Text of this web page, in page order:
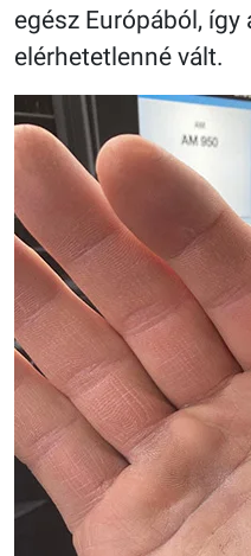
egész Európából, így
elérhetetlenné vált.